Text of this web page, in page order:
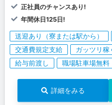
正社員のチャンスあり!
年間休日125日!
送迎あり（寮または駅から）
交通費規定支給
ガッツリ稼
給与前渡し
職場駐車場無料
詳細をみる